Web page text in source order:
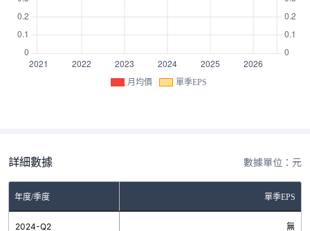
月均價 單季EPS
詳細數據 數據單位：元
年度/季度 單季EPS
2024-Q2 無